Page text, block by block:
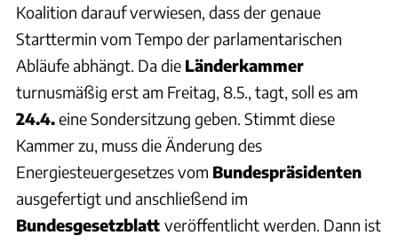
Koalition darauf verwiesen, dass der genaue
Starttermin vom Tempo der parlamentarischen
Abläufe abhängt. Da die Länderkammer
turnusmäßig erst am Freitag, 8.5., tagt, soll es am
24.4.eine Sondersitzung geben. Stimmt diese
Kammer zu, muss die Änderung des
Energiesteuergesetzes vom Bundespräsidenten
ausgefertigt und anschließend im
Bundesgesetzblatt veröffentlicht werden. Dann ist